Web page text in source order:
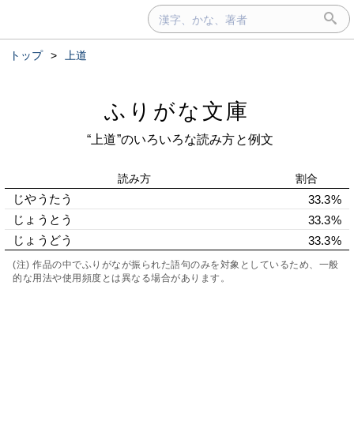
トップ > 上道
ふりがな文庫
“上道”のいろいろな読み方と例文
読み方 割合
じやうたう
33.3%
じょうとう
33.3%
じょうどう
33.3%
(注) 作品の中でふりがなが振られた語句のみを対象としているため、一般
的な用法や使用頻度とは異なる場合があります。